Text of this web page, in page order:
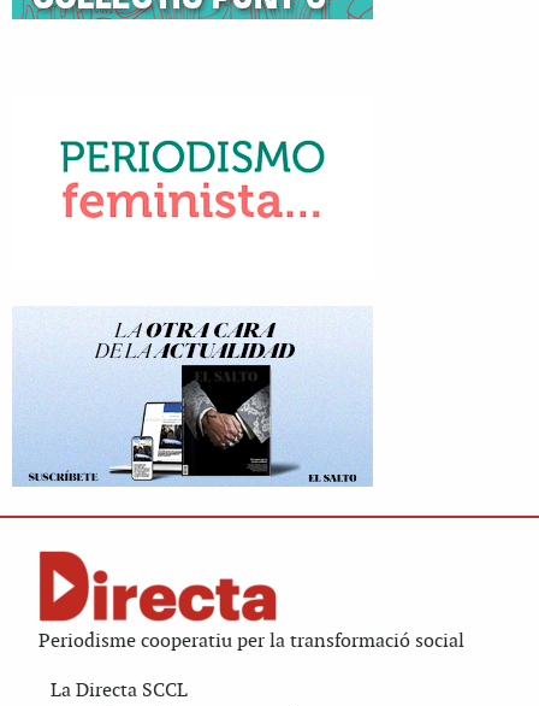
Periodisme cooperatiu per la transformació social
La Directa SCCL